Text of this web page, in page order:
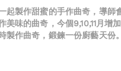
起製作甜蜜的手作曲奇，導師
美味的曲奇，今個9,10,11月增
製作曲奇，鍛鍊一份廚藝天份。